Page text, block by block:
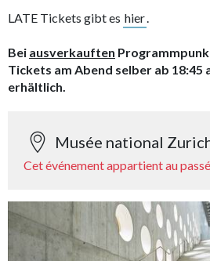
LATE Tickets gibt es hier.
Bei ausverkauften
Tickets am Abend selber ab 18:45
erhältlich.
Musée national
Cet événement appartient au